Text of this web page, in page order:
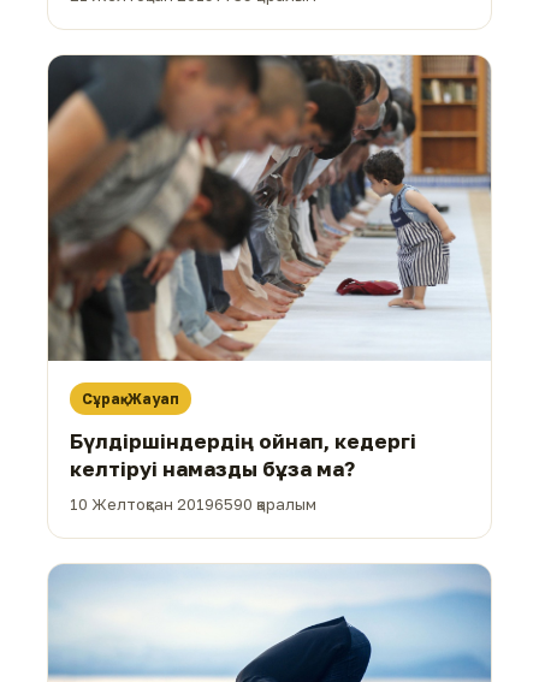
Сұрақ-Жауап
Бүлдіршіндердің ойнап, кедергі
келтіруі намазды бұза ма?
10 Желтоқсан 20196590 қаралым